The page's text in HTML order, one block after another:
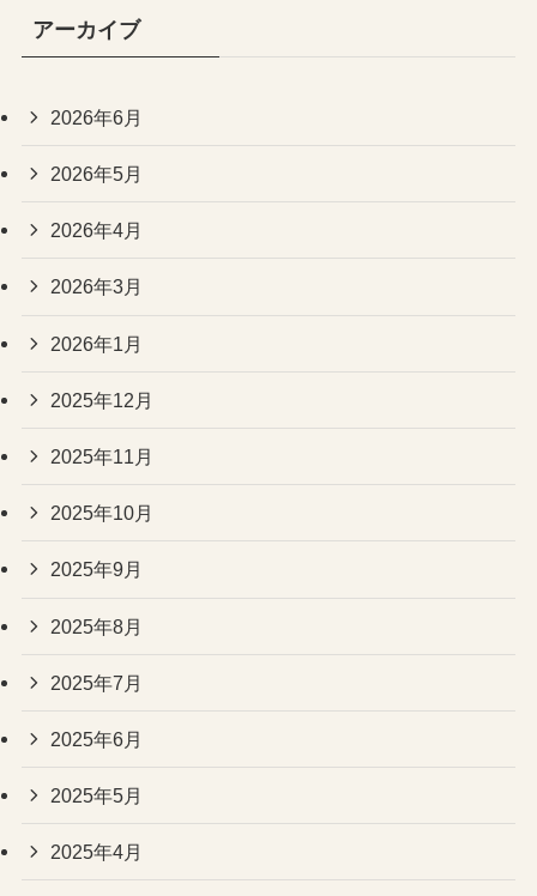
アーカイブ
2026年6月
2026年5月
2026年4月
2026年3月
2026年1月
2025年12月
2025年11月
2025年10月
2025年9月
2025年8月
2025年7月
2025年6月
2025年5月
2025年4月